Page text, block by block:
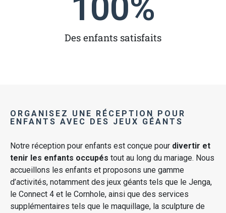
Des enfants satisfaits
100%
ORGANISEZ UNE RÉCEPTION POUR
ENFANTS AVEC DES JEUX GÉANTS
Notre réception pour enfants est conçue pour divertir et
tenir les enfants occupés tout au long du mariage. Nous
accueillons les enfants et proposons une gamme
d’activités, notamment des jeux géants tels que le Jenga,
le Connect 4 et le Cornhole, ainsi que des services
supplémentaires tels que le maquillage, la sculpture de